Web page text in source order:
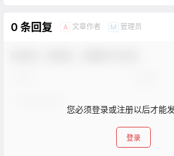
0 条回复 A 文章作者 M 管理员
您必须登录或注册以后才能
登录